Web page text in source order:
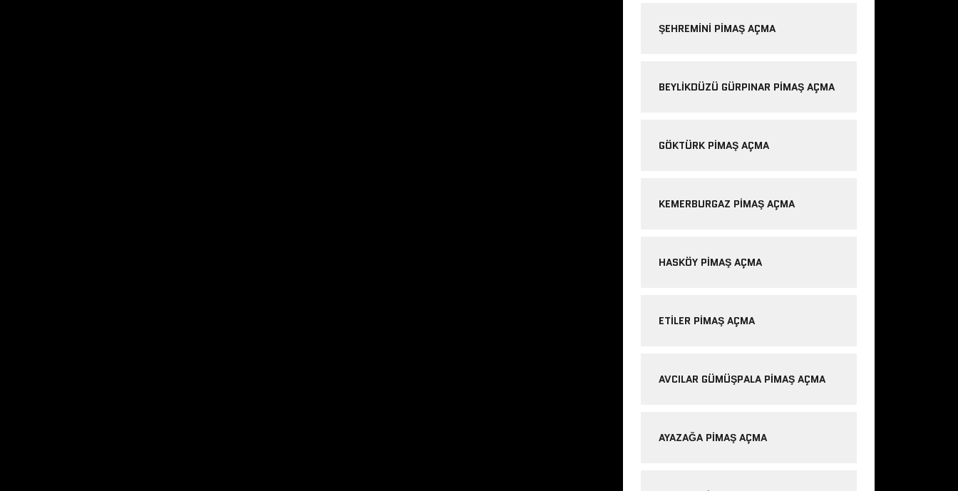
ŞEHREMINI PIMAŞ AÇMA
BEYLIKDÜZÜ GÜRPINAR PIMAŞ AÇMA
GÖKTÜRK PIMAŞ AÇMA
KEMERBURGAZ PIMAŞ AÇMA
HASKÖY PIMAŞ AÇMA
ETILER PIMAŞ AÇMA
AVCILAR GÜMÜŞPALA PIMAŞ AÇMA
AYAZAĞA PIMAŞ AÇMA